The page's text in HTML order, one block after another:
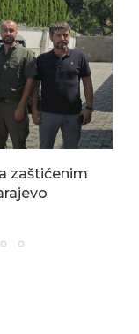
zaštićenim